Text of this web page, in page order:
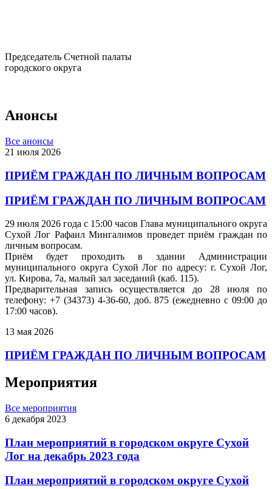
Председатель Счетной палаты
городского округа
Анонсы
Все анонсы
21 июля 2026
ПРИЁМ ГРАЖДАН ПО ЛИЧНЫМ ВОПРОСАМ
ПРИЁМ ГРАЖДАН ПО ЛИЧНЫМ ВОПРОСАМ
29 июля 2026 года с 15:00 часов Глава муниципального округа
Сухой Лог Рафаил Мингалимов проведет приём граждан по
личным вопросам.
Приём будет проходить в здании Администрации
муниципального округа Сухой Лог по адресу: г. Сухой Лог,
ул. Кирова, 7а, малый зал заседаний (каб. 115).
Предварительная запись осуществляется до 28 июля по
телефону: +7 (34373) 4-36-60, доб. 875 (ежедневно с 09:00 до
17:00 часов).
13 мая 2026
ПРИЁМ ГРАЖДАН ПО ЛИЧНЫМ ВОПРОСАМ
Мероприятия
Все мероприятия
6 декабря 2023
План мероприятий в городском округе Сухой
Лог на декабрь 2023 года
План мероприятий в городском округе Сухой